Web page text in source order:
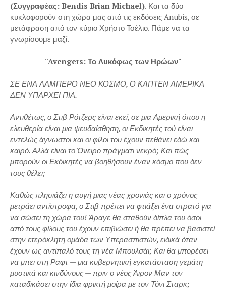
(Συγγραφέας: Bendis Brian Michael). Και τα δύο
κυκλοφορούν στη χώρα μας από τις εκδόσεις Anubis, σε
μετάφραση από τον κύριο Χρήστο Τσέλιο. Πάμε να τα
γνωρίσουμε μαζί.
''Avengers: Το Λυκόφως των Ηρώων"
ΣΕ ΕΝΑ ΛΑΜΠΕΡΟ ΝΕΟ ΚΟΣΜΟ, Ο ΚΑΠΤΕΝ ΑΜΕΡΙΚΑ
ΔΕΝ ΥΠΑΡΧΕΙ ΠΙΑ.
Αντιθέτως, ο Στιβ Ρότζερς είναι εκεί, σε μια Αμερική όπου η
ελευθερία είναι μια ψευδαίσθηση, οι Εκδικητές τού είναι
εντελώς άγνωστοι και οι φίλοι του έχουν πεθάνει εδώ και
καιρό. Αλλά είναι το Όνειρο πράγματι νεκρό; Και πώς
μπορούν οι Εκδικητές να βοηθήσουν έναν κόσμο που δεν
τους θέλει;
Καθώς πλησιάζει η αυγή μιας νέας χρονιάς και ο χρόνος
μετράει αντίστροφα, ο Στιβ πρέπει να φτιάξει ένα στρατό για
να σώσει τη χώρα του! Άραγε θα σταθούν δίπλα του όσοι
από τους φίλους του έχουν επιβιώσει ή θα πρέπει να βασιστεί
στην ετερόκλητη ομάδα των Υπερασπιστών, ειδικά όταν
έχουν ως αντίπαλό τους τη νέα Μπουλσάι; Και θα μπορέσει
να μπει στη Ραφτ — μια κυβερνητική εγκατάσταση γεμάτη
μυστικά και κινδύνους — πριν ο νέος Άιρον Μαν τον
καταδικάσει στην ίδια φρικτή μοίρα με τον Τόνι Σταρκ;